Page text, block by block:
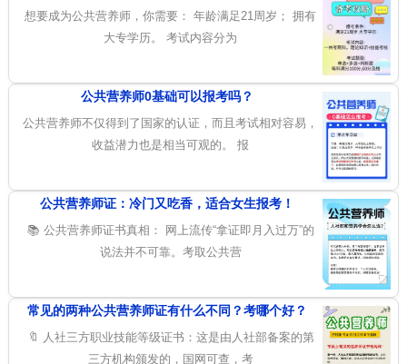
想要成为公共营养师，你需要： 年龄满足21周岁； 拥有
大专学历。 考试内容分为
公共营养师0基础可以报考吗？
公共营养师不仅得到了国家的认证，而且考试相对容易，
收益潜力也是相当可观的。 报
公共营养师证：冷门又吃香，适合女生报考！
📚 公共营养师证书真相： 网上流传“拿证即月入过万”的
说法并不可靠。考取公共营
常见的两种公共营养师证有什么不同？考哪个好？
🔖 人社三方职业技能等级证书：这是由人社部备案的第
三方机构颁发的，国网可查，考